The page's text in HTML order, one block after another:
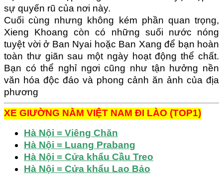
sự quyến rũ của nơi này.
Cuối cùng nhưng không kém phần quan trọng,
Xieng Khoang còn có những suối nước nóng
tuyệt vời ở Ban Nyai hoặc Ban Xang để bạn hoàn
toàn thư giãn sau một ngày hoạt động thể chất.
Bạn có thể nghỉ ngơi cũng như tận hưởng nền
văn hóa độc đáo và phong cảnh ăn ảnh của địa
phương
XE GIƯỜNG NẰM VIỆT NAM ĐI LÀO (TOP1)
Hà Nội = Viêng Chăn
Hà Nội = Luang Prabang
Hà Nội = Cửa khẩu Cầu Treo
Hà Nội = Cửa khẩu Lao Bảo